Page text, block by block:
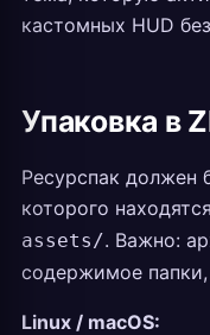
кастомных HUD
Упаковка в
Ресурспак должен
которого находятся
assets/. Важно:
содержимое папки,
Linux / macOS: